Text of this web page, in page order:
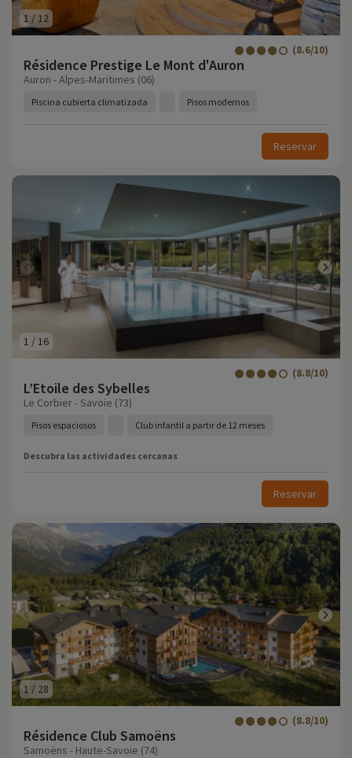
1 /12
Résidence Prestige Le Mont d'Auron
(8.6/10)
Auron - Alpes-Maritimes (06)
Piscina cubierta climatizada Pisos modernos
Reservar
1 / 16
L’Etoile des Sybelles
(8.8/10)
Le Corbier - Savoie (73)
Pisos espaciosos Club infantil a partir de 12 meses
Descubra las actividades cercanas
Reservar
1 / 28
Résidence Club Samoëns
(8.8/10)
Samoëns - Haute-Savoie (74)